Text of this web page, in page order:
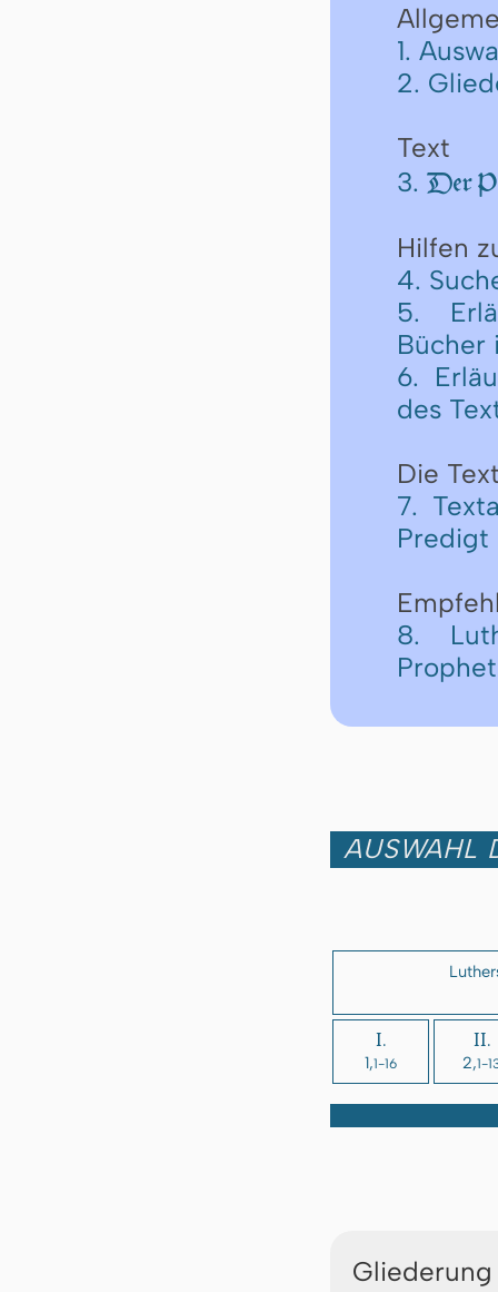
1.
2.
Text
3. Der
Hilfen
4.
5.
Bücher
6.
des
Die
7.
Predigt
8.
AUSWAHL
I.
1,1-16
II.
2,1-